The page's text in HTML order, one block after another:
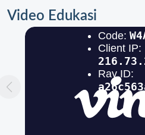
Video Edukasi